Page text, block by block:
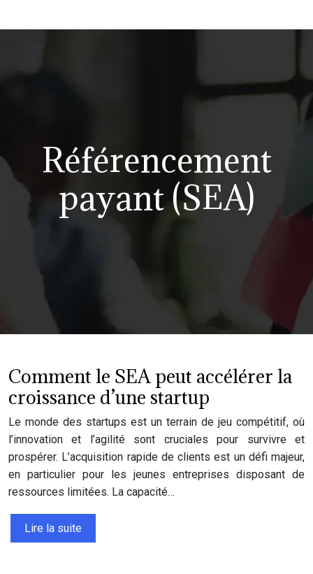
Référencement
payant (SEA)
Comment le SEA peut accélérer la
croissance d’une startup
Le monde des startups est un terrain de jeu compétitif, où
l’innovation et l’agilité sont cruciales pour survivre et
prospérer. L’acquisition rapide de clients est un défi majeur,
en particulier pour les jeunes entreprises disposant de
ressources limitées. La capacité…
Lire la suite